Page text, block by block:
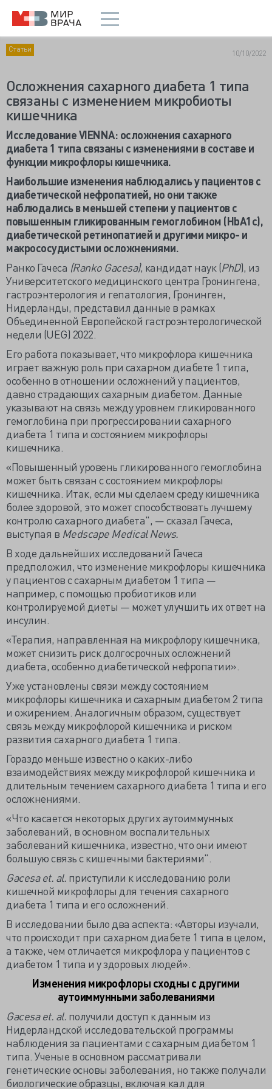
Статьи 10/10/2022
Осложнения сахарного диабета 1 типа
связаны с изменением микробиоты
кишечника
Исследование VIENNA: осложнения сахарного
диабета 1 типа связаны с изменениями в составе и
функции микрофлоры кишечника.
Наибольшие изменения наблюдались у пациентов с
диабетической нефропатией, но они также
наблюдались в меньшей степени у пациентов с
повышенным гликированным гемоглобином (HbA1c),
диабетической ретинопатией и другими микро- и
макрососудистыми осложнениями.
Ранко Гачеса (Ranko Gacesa), кандидат наук (PhD), из
Университетского медицинского центра Гронингена,
гастроэнтерология и гепатология, Гронинген,
Нидерланды, представил данные в рамках
Объединенной Европейской гастроэнтерологической
недели (UEG) 2022.
Его работа показывает, что микрофлора кишечника
играет важную роль при сахарном диабете 1 типа,
особенно в отношении осложнений у пациентов,
давно страдающих сахарным диабетом. Данные
указывают на связь между уровнем гликированного
гемоглобина при прогрессировании сахарного
диабета 1 типа и состоянием микрофлоры
кишечника.
«Повышенный уровень гликированного гемоглобина
может быть связан с состоянием микрофлоры
кишечника. Итак, если мы сделаем среду кишечника
более здоровой, это может способствовать лучшему
контролю сахарного диабета", — сказал Гачеса,
выступая в Medscape Medical News.
В ходе дальнейших исследований Гачеса
предположил, что изменение микрофлоры кишечника
у пациентов с сахарным диабетом 1 типа —
например, с помощью пробиотиков или
контролируемой диеты — может улучшить их ответ на
инсулин.
«Терапия, направленная на микрофлору кишечника,
может снизить риск долгосрочных осложнений
диабета, особенно диабетической нефропатии».
Уже установлены связи между состоянием
микрофлоры кишечника и сахарным диабетом 2 типа
и ожирением. Аналогичным образом, существует
связь между микрофлорой кишечника и риском
развития сахарного диабета 1 типа.
Гораздо меньше известно о каких-либо
взаимодействиях между микрофлорой кишечника и
длительным течением сахарного диабета 1 типа и его
осложнениями.
«Что касается некоторых других аутоиммунных
заболеваний, в основном воспалительных
заболеваний кишечника, известно, что они имеют
большую связь с кишечными бактериями".
Gacesa et. al. приступили к исследованию роли
кишечной микрофлоры для течения сахарного
диабета 1 типа и его осложнений.
В исследовании было два аспекта: «Авторы изучали,
что происходит при сахарном диабете 1 типа в целом,
а также, чем отличается микрофлора у пациентов с
диабетом 1 типа и у здоровых людей».
Изменения микрофлоры сходны с другими
аутоиммунными заболеваниями
Gacesa et. al. получили доступ к данным из
Нидерландской исследовательской программы
наблюдения за пациентами с сахарным диабетом 1
типа. Ученые в основном рассматривали
генетические основы заболевания, но также получали
биологические образцы, включая кал для